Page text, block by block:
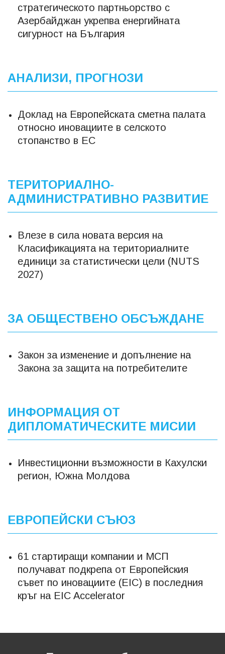
стратегическото партньорство с
Азербайджан укрепва енергийната
сигурност на България
АНАЛИЗИ, ПРОГНОЗИ
Доклад на Европейската сметна палата
относно иновациите в селското
стопанство в ЕС
ТЕРИТОРИАЛНО-
АДМИНИСТРАТИВНО РАЗВИТИЕ
Влезе в сила новата версия на
Класификацията на териториалните
единици за статистически цели (NUTS
2027)
ЗА ОБЩЕСТВЕНО ОБСЪЖДАНЕ
Закон за изменение и допълнение на
Закона за защита на потребителите
ИНФОРМАЦИЯ ОТ
ДИПЛОМАТИЧЕСКИТЕ МИСИИ
Инвестиционни възможности в Кахулски
регион, Южна Молдова
ЕВРОПЕЙСКИ СЪЮЗ
61 стартиращи компании и МСП
получават подкрепа от Европейския
съвет по иновациите (EIC) в последния
кръг на EIC Accelerator